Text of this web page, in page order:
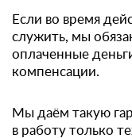
Если во время
служить, мы
оплаченные
компенсации.
Мы даём такую
в работу только